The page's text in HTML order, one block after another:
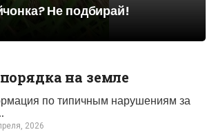
Не подбирай!
на земле
по типичным нарушениям за
2026